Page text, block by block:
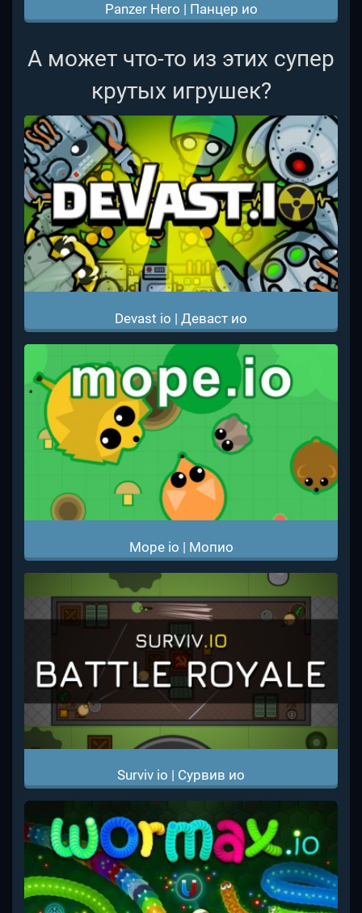
Panzer Hero | Панцер ио
А может что-то из этих супер
крутых игрушек?
Devast io | Деваст ио
Mope io | Мопио
Surviv io | Сурвив ио